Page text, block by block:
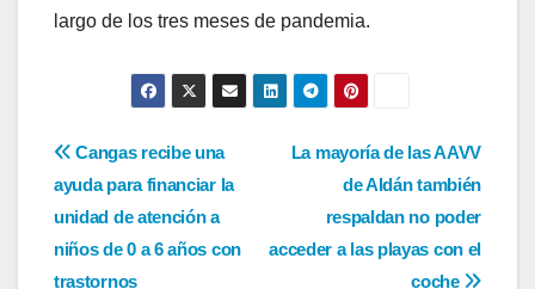
largo de los tres meses de pandemia.
Navegación
de
entradas
La mayoría de las AAVV
de Aldán también
respaldan no poder
acceder a las playas con el
coche
Cangas recibe una
ayuda para financiar la
unidad de atención a
niños de 0 a 6 años con
trastornos